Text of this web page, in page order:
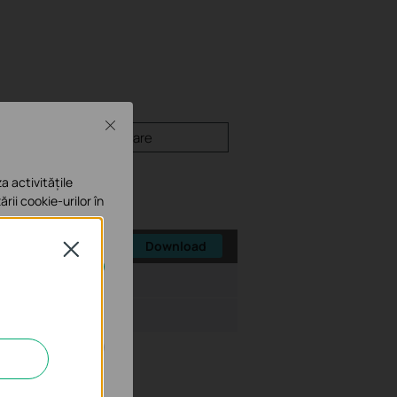
Firmware
Download
Close
activitățile
cookie-urilor în
sistemele tale
și ajusta
Close